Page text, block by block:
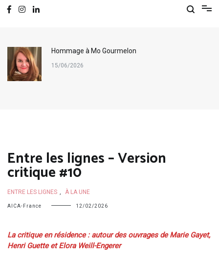
Hommage à Mo Gourmelon
15/06/2026
Entre les lignes – Version
critique #10
ENTRE LES LIGNES À LA UNE
AICA-France 12/02/2026
La critique en résidence : autour des ouvrages de Marie Gayet,
Henri Guette et Elora Weill-Engerer